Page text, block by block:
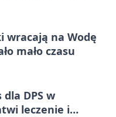
wracają na Wodę
mało czasu
DPS w
leczenie i